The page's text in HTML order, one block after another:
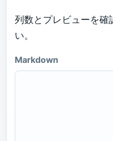
列数とプレビューを確
い。
Markdown